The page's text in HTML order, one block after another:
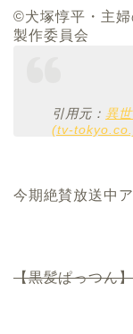
©犬塚惇平・主婦
製作委員会
引用元：異
(tv-
今期絶賛放送中ア
【黒髪ぱっつん】